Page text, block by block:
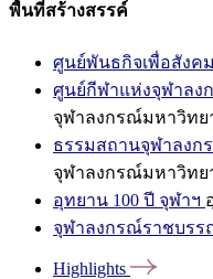
พื้นที่สร้างสรรค์
ศูนย์พันธกิจเพื่อสังคม
ศูนย์กีฬาแห่งจุฬาลง
จุฬาลงกรณ์มหาวิทย
ธรรมสถานจุฬาลงก
จุฬาลงกรณ์มหาวิทย
อุทยาน 100 ปี จุฬาฯ
จุฬาลงกรณ์ราชบรร
Highlights